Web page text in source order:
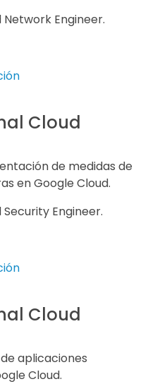
Network Engineer.
Cloud
de medidas de
en Google Cloud.
Engineer.
Cloud
aplicaciones
Cloud.